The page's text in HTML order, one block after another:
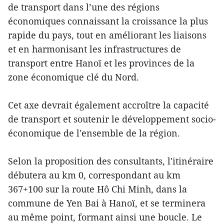
de transport dans l’une des régions
économiques connaissant la croissance la plus
rapide du pays, tout en améliorant les liaisons
et en harmonisant les infrastructures de
transport entre Hanoï et les provinces de la
zone économique clé du Nord.
Cet axe devrait également accroître la capacité
de transport et soutenir le développement socio-
économique de l'ensemble de la région.
Selon la proposition des consultants, l'itinéraire
débutera au km 0, correspondant au km
367+100 sur la route Hô Chi Minh, dans la
commune de Yen Bai à Hanoï, et se terminera
au même point, formant ainsi une boucle. Le